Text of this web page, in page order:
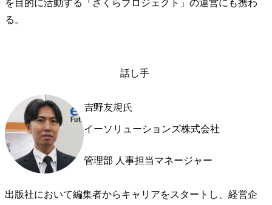
を目的に活動する「さくらプロジェクト」の運営にも携わ
る。
話し手
吉野友規氏
イーソリューションズ株式会社
管理部 人事担当マネージャー
出版社において編集者からキャリアをスタートし、経営企